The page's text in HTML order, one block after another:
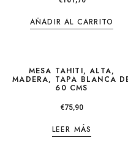
AÑADIR AL CARRITO
MESA TAHITI, ALTA,
MADERA, TAPA BLANCA
60 CMS
€75,90
LEER MÁS